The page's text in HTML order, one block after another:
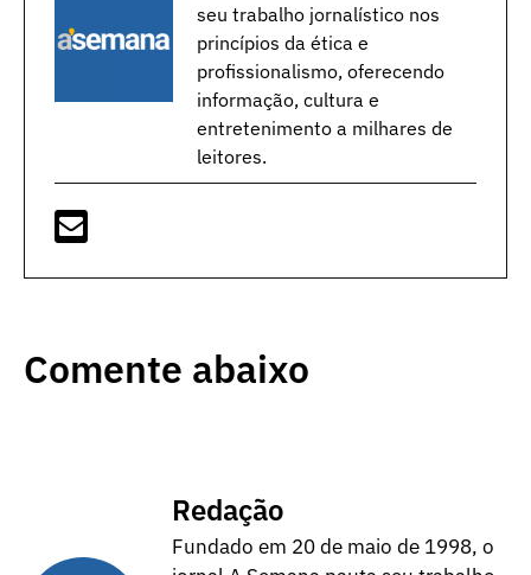
seu trabalho jornalístico nos
princípios da ética e
profissionalismo, oferecendo
informação, cultura e
entretenimento a milhares de
leitores.
Comente abaixo
Redação
Fundado em 20 de maio de 1998, o